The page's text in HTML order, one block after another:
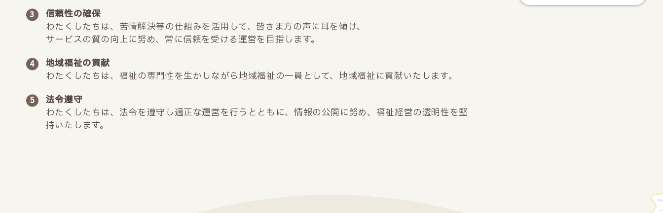
信頼性の確保
わたくしたちは、苦情解決等の仕組みを活用して、皆さま方の声に耳を傾け、
サービスの質の向上に努め、常に信頼を受ける運営を目指します。
地域福祉の貢献
わたくしたちは、福祉の専門性を生かしながら地域福祉の一員として、地域福祉に貢献いたします。
法令遵守
わたくしたちは、法令を遵守し適正な運営を行うとともに、情報の公開に努め、福祉経営の透明性を堅
持いたします。